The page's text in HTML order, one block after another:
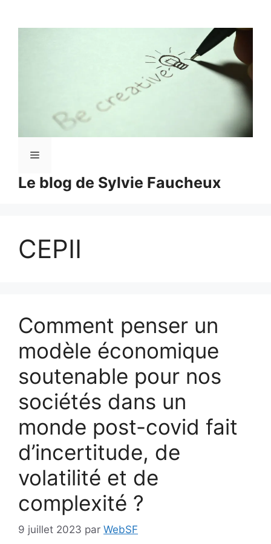
Le blog de Sylvie Faucheux
Menu
CEPII
Comment penser un
modèle économique
soutenable pour nos
sociétés dans un
monde post-covid fait
d’incertitude, de
volatilité et de
complexité ?
9 juillet 2023 par WebSF